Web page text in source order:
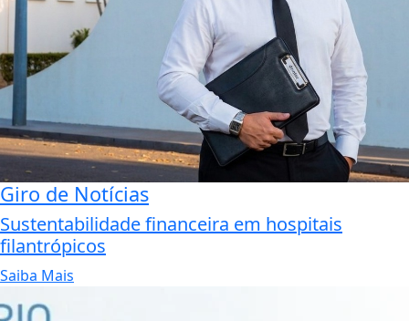
Giro de Notícias
Sustentabilidade financeira em hospitais
filantrópicos
Saiba Mais